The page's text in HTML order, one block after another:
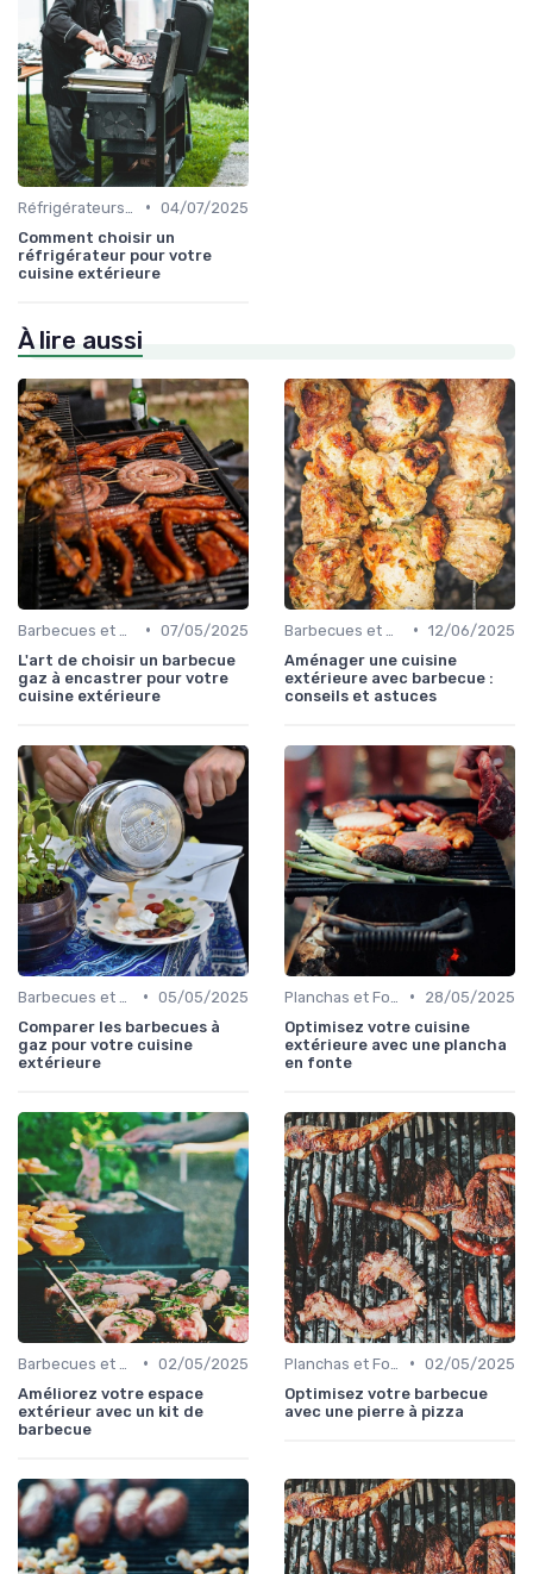
• 04/07/2025
Comment choisir un
réfrigérateur pour votre
cuisine extérieure
À lire aussi
• 07/05/2025
L'art de choisir un barbecue
gaz à encastrer pour votre
cuisine extérieure
• 12/06/2025
Aménager une cuisine
extérieure avec barbecue :
conseils et astuces
• 05/05/2025
Comparer les barbecues à
gaz pour votre cuisine
extérieure
•
28/05/2025
Optimisez votre cuisine
extérieure avec une plancha
en fonte
• 02/05/2025
Améliorez votre espace
extérieur avec un kit de
barbecue
• 02/05/2025
Optimisez votre barbecue
avec une pierre à pizza